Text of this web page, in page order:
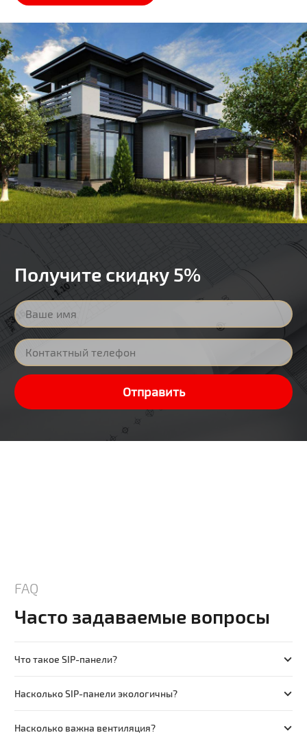
Получите скидку 5%
FAQ
Часто задаваемые вопросы
Что такое SIP-панели?
Насколько SIP-панели экологичны?
Насколько важна вентиляция?